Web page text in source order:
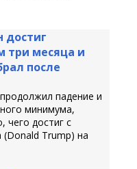
достиг
три месяца и
после
падение и
минимума,
чего достиг с
Trump) на